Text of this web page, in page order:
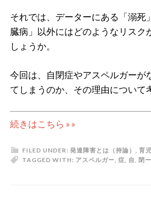
それでは、データーにある「溺死
臓病」以外にはどのようなリスク
しょうか。
今回は、自閉症やアスペルガーが
てしまうのか、その理由について
続きはこちら » »
FILED UNDER: 発達障害とは（持論） , 育
ー
TAGGED WITH: アスペルガー, 症, 自, 閉